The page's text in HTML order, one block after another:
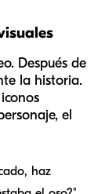
Después de
la historia.
el
haz